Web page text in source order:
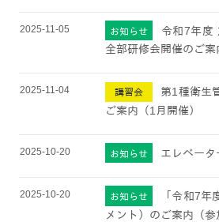
2025-11-05 お知らせ
令和7年度
全部研修会開催のご案
2025-11-04 講習会
第1種衛生
ご案内（1月開催）
2025-10-20 お知らせ エレベー
2025-10-20 お知らせ
「令和7年
メント）のご案内（参